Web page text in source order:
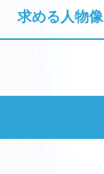
求める人物像